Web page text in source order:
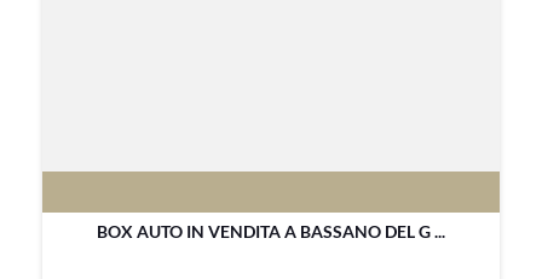
BOX AUTO IN VENDITA A BASSANO DEL G ...